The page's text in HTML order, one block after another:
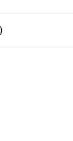
HK$300.00或以上